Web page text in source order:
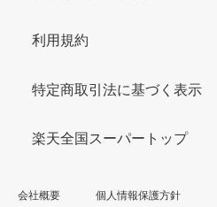
利用規約
特定商取引法に基づく表示
楽天全国スーパートップ
会社概要
個人情報保護方針